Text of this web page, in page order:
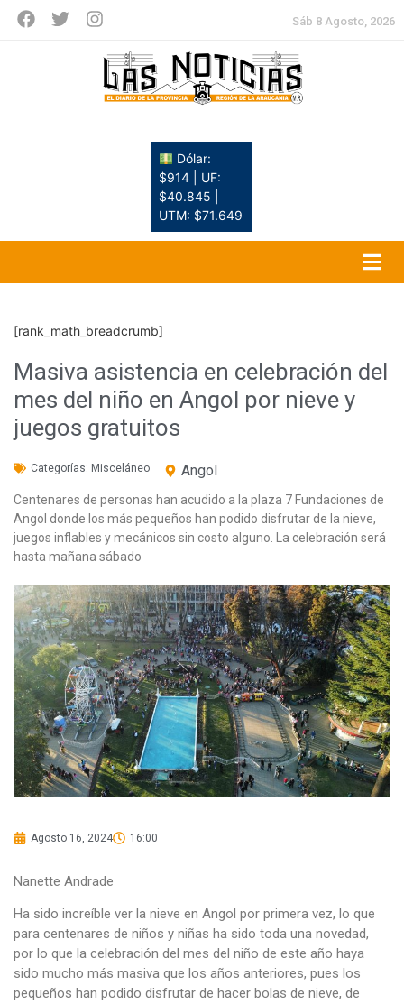
Sáb 8 Agosto, 2026
Dólar:
$914 | UF:
$40.845 |
UTM: $71.649
[rank_math_breadcrumb]
Masiva asistencia en celebración del
mes del niño en Angol por nieve y
juegos gratuitos
Categorías: Misceláneo Angol
Centenares de personas han acudido a la plaza 7 Fundaciones de
Angol donde los más pequeños han podido disfrutar de la nieve,
juegos inflables y mecánicos sin costo alguno. La celebración será
hasta mañana sábado
Agosto 16, 2024 16:00
Nanette Andrade
Ha sido increíble ver la nieve en Angol por primera vez, lo que
para centenares de niños y niñas ha sido toda una novedad,
por lo que la celebración del mes del niño de este año haya
sido mucho más masiva que los años anteriores, pues los
pequeños han podido disfrutar de hacer bolas de nieve, de